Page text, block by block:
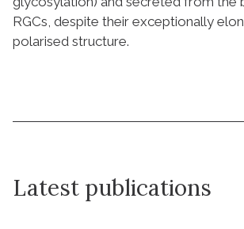
RGCs, despite their exceptionally
polarised structure.
Latest publications